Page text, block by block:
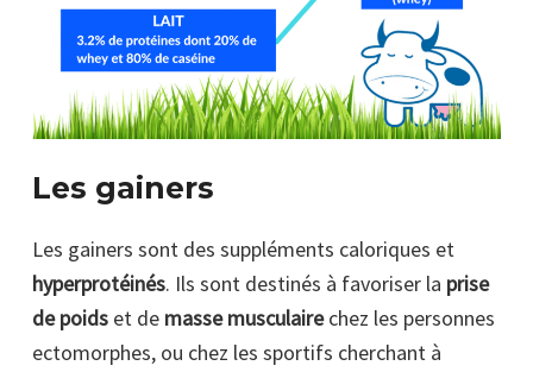
Les gainers
Les gainers sont des suppléments caloriques et
hyperprotéinés. Ils sont destinés à favoriser la prise
de poids et de masse musculairechez les personnes
ectomorphes, ou chez les sportifs cherchant à